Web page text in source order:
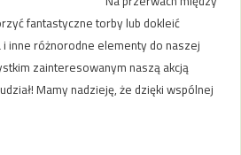
fantastyczne torby lub dokleić
i inne różnorodne elementy do naszej
zainteresowanym naszą akcją
Mamy nadzieję, że dzięki wspólnej